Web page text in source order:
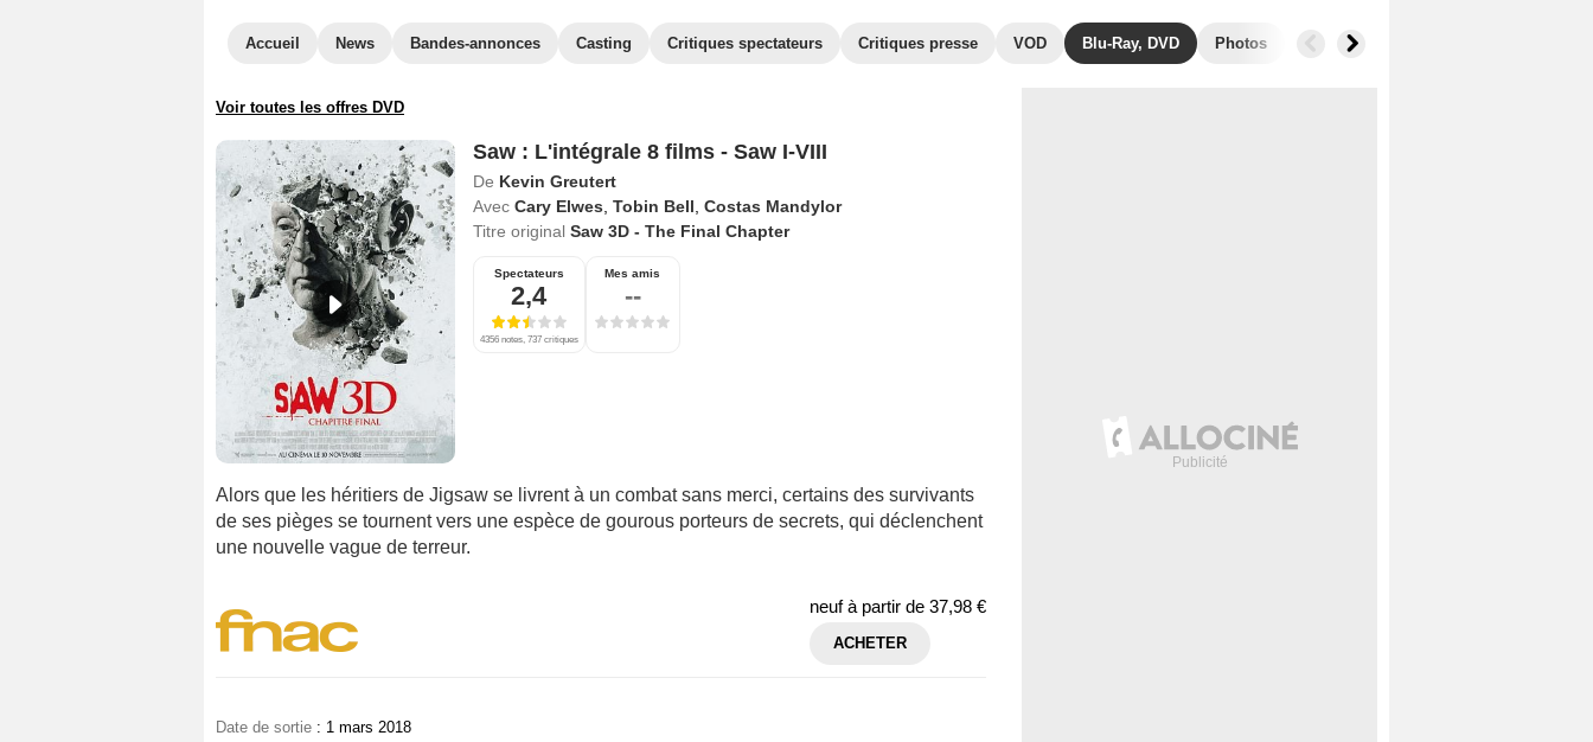
Accueil News Bandes-annonces Casting Critiques spectateurs Critiques presse VOD Blu-Ray, DVD Photos Musique
Voir toutes les offres DVD
Saw : L'intégrale 8 films - Saw I-VIII
De Kevin Greutert
Avec Cary Elwes Tobin Bell Costas Mandylor
Titre original Saw 3D - The Final Chapter
Spectateurs
2,4
4356 notes, 737 critiques
Mes amis
--
Alors que les héritiers de Jigsaw se livrent à un combat sans merci, certains des survivants
de ses pièges se tournent vers une espèce de gourous porteurs de secrets, qui déclenchent
une nouvelle vague de terreur.
neuf à partir de 37,98 €
ACHETER
Date de sortie : 1 mars 2018